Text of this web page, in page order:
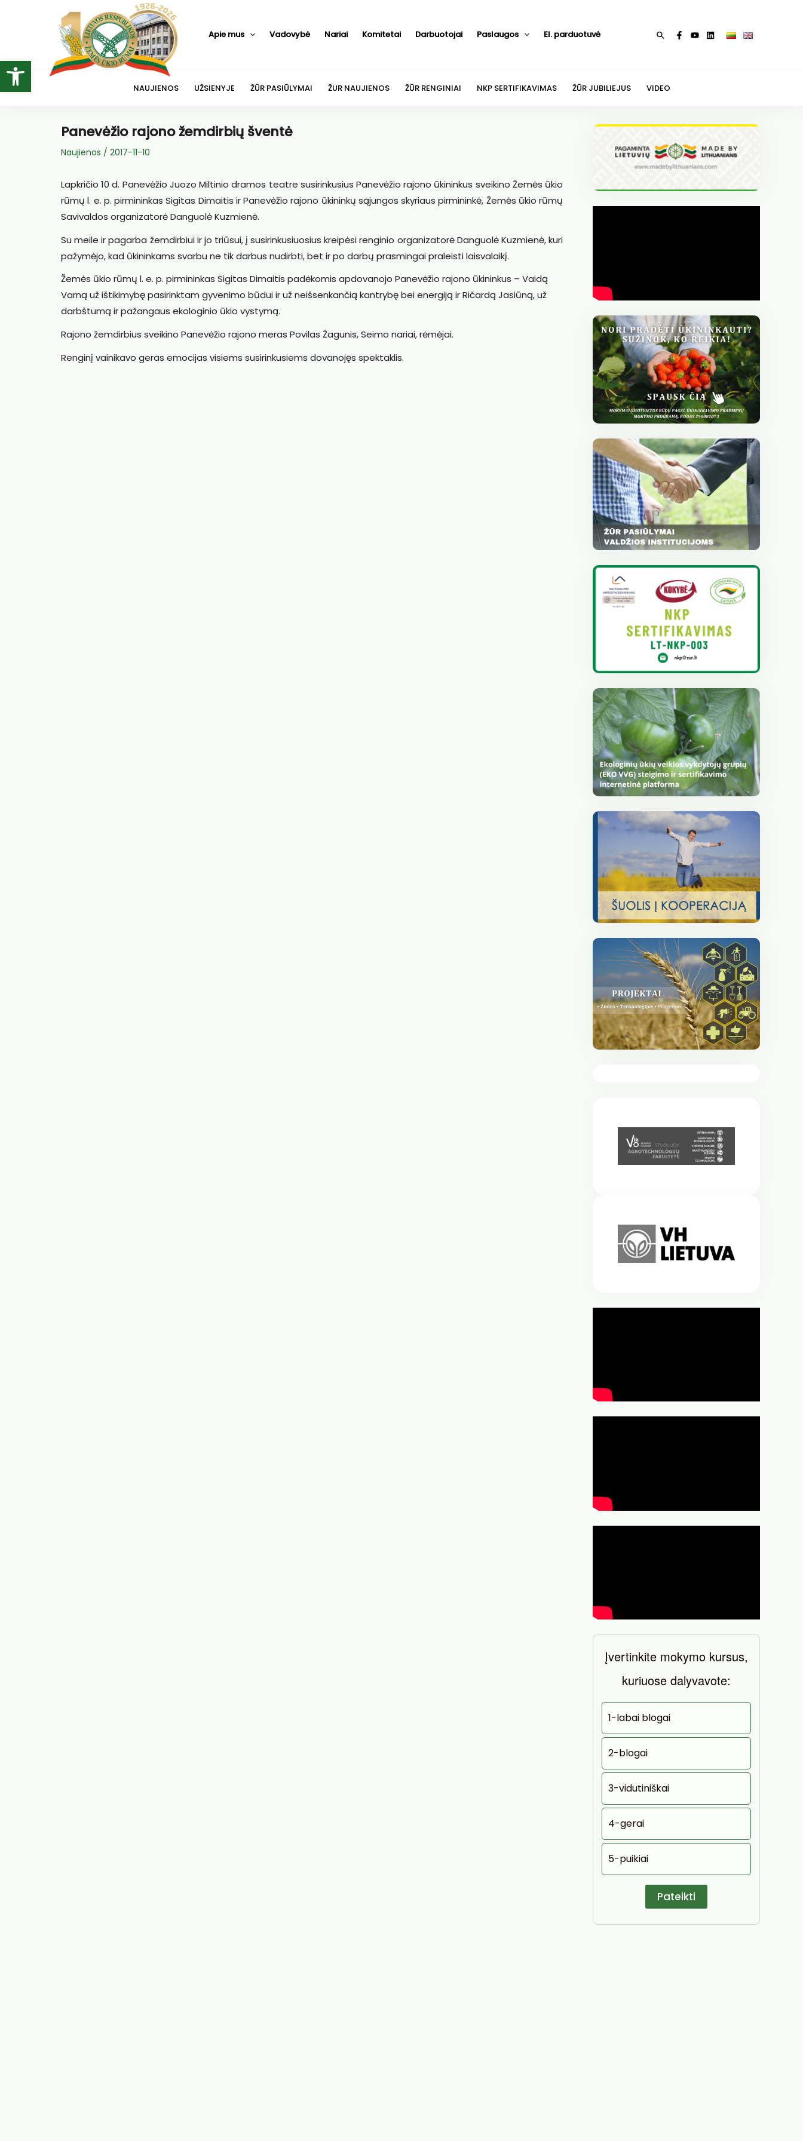
Open toolbar
Apie mus Vadovybė Nariai Komitetai Darbuotojai Paslaugos El. parduotuvė Paieška
NAUJIENOS UŽSIENYJE ŽŪR PASIŪLYMAI ŽUR NAUJIENOS ŽŪR RENGINIAI NKP SERTIFIKAVIMAS ŽŪR JUBILIEJUS VIDEO
Panevėžio rajono žemdirbių šventė
Naujienos / 2017-11-10
Lapkričio 10 d. Panevėžio Juozo Miltinio dramos teatre susirinkusius Panevėžio rajono ūkininkus sveikino Žemės ūkio
rūmų l. e. p. pirmininkas Sigitas Dimaitis ir Panevėžio rajono ūkininkų sąjungos skyriaus pirmininkė, Žemės ūkio rūmų
Savivaldos organizatorė Danguolė Kuzmienė.
Su meile ir pagarba žemdirbiui ir jo triūsui, į susirinkusiuosius kreipėsi renginio organizatorė Danguolė Kuzmienė, kuri
pažymėjo, kad ūkininkams svarbu ne tik darbus nudirbti, bet ir po darbų prasmingai praleisti laisvalaikį.
Žemės ūkio rūmų l. e. p. pirmininkas Sigitas Dimaitis padėkomis apdovanojo Panevėžio rajono ūkininkus – Vaidą
Varną už ištikimybę pasirinktam gyvenimo būdui ir už neišsenkančią kantrybę bei energiją ir Ričardą Jasiūną, už
darbštumą ir pažangaus ekologinio ūkio vystymą.
Rajono žemdirbius sveikino Panevėžio rajono meras Povilas Žagunis, Seimo nariai, rėmėjai.
Renginį vainikavo geras emocijas visiems susirinkusiems dovanojęs spektaklis.
Įvertinkite mokymo kursus,
kuriuose dalyvavote:
1-labai blogai
2-blogai
3-vidutiniškai
4-gerai
5-puikiai